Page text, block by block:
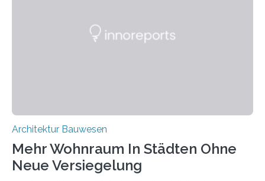
Datenbank erfasst sind, neue Baustoffe kreiert werden.
Architektur Bauwesen
Mehr Wohnraum In Städten Ohne
Neue Versiegelung